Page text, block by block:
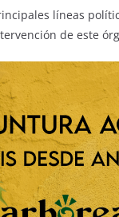
líneas
de este